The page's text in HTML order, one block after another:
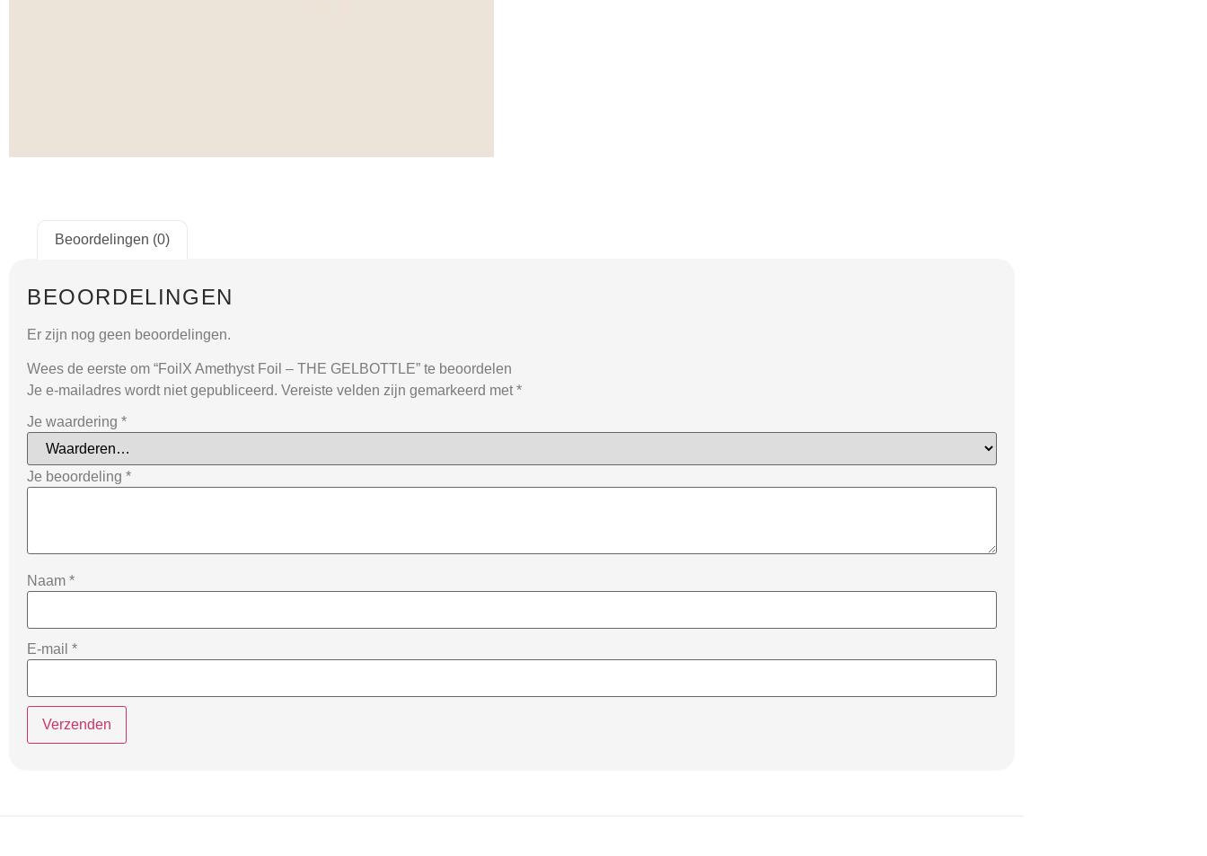
Beoordelingen (0)
BEOORDELINGEN
Er zijn nog geen beoordelingen.
Wees de eerste om “FoilX Amethyst Foil – THE GELBOTTLE” te beoordelen
Je e-mailadres wordt niet gepubliceerd. Vereiste velden zijn gemarkeerd met *
Je waardering *
Je beoordeling *
Naam *
E-mail *